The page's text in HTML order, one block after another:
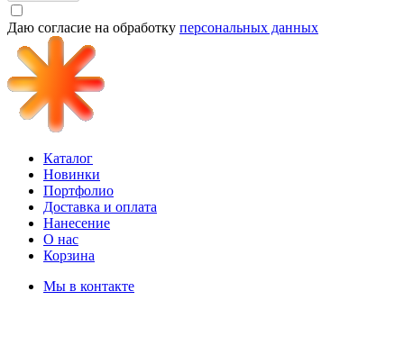
Даю согласие на обработку персональных данных
Каталог
Новинки
Портфолио
Доставка и оплата
Нанесение
О нас
Корзина
Мы в контакте